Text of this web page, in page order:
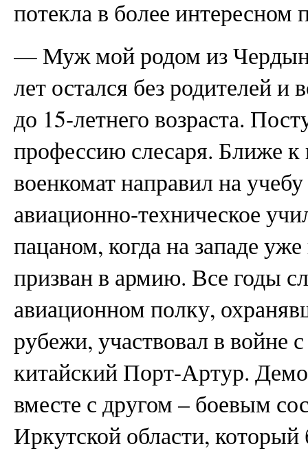
потекла в более интересном
— Муж мой родом из
лет остался без родителей
до 15-летнего возраста.
профессию слесаря. Ближе к
военкомат направил на
авиационно-техническое
пацаном, когда на западе
призван в армию. Все годы
авиационном полку,
рубежи, участвовал в войне
китайский Порт-Артур.
вместе с другом – боевым
Иркутской области,